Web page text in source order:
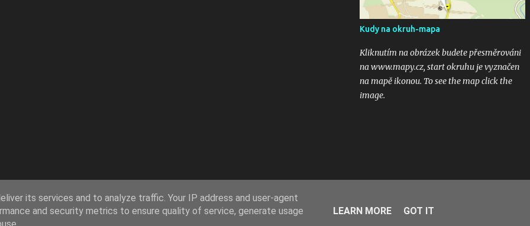
těchto stránkých. Dík. A jak se líbily Zatáčky
vám? Pište do komentářů...
Kudy na okruh-mapa
Kliknutím na obrázek budete přesměrováni
na www.mapy.cz, start okruhu je vyznačen
na mapě ikonou. To see the map click the
image.
its services and to analyze traffic. Your IP address and user-agent
and security metrics to ensure quality of service, generate usage
LEARN MORE GOT IT